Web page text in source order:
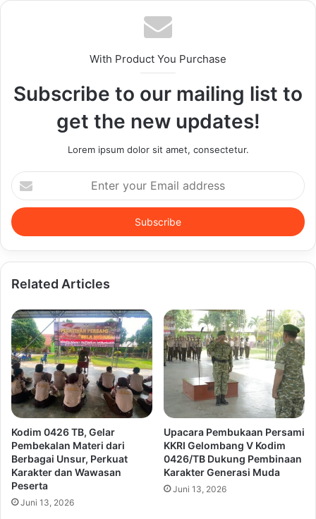
With Product You Purchase
Subscribe to our mailing list to
get the new updates!
Lorem ipsum dolor sit amet, consectetur.
Enter
your
Email
address
Related Articles
Kodim 0426 TB, Gelar
Pembekalan Materi dari
Berbagai Unsur, Perkuat
Karakter dan Wawasan
Peserta
Juni 13, 2026
Upacara Pembukaan Persami
KKRI Gelombang V Kodim
0426/TB Dukung Pembinaan
Karakter Generasi Muda
Juni 13, 2026